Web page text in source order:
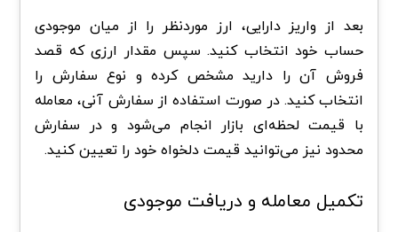
بعد از واریز دارایی، ارز موردنظر را از میان موجودی
حساب خود انتخاب کنید. سپس مقدار ارزی که قصد
فروش آن را دارید مشخص کرده و نوع سفارش را
انتخاب کنید. در صورت استفاده از سفارش آنی، معامله
با قیمت لحظه‌ای بازار انجام می‌شود و در سفارش
محدود نیز می‌توانید قیمت دلخواه خود را تعیین کنید.
تکمیل معامله و دریافت موجودی